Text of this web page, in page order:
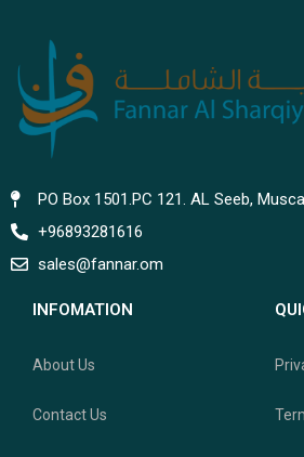
PO Box 1501.PC 121. AL Seeb,
+96893281616
sales@fannar.om
INFOMATION
About Us
Contact Us